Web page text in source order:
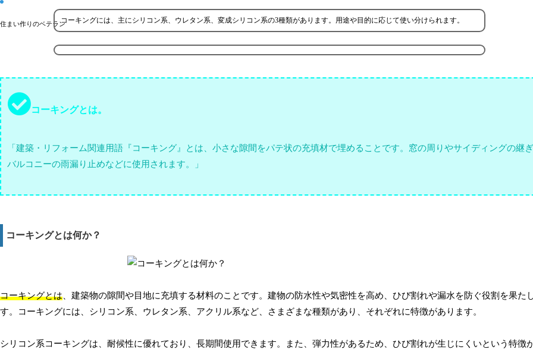
住まい作りのベテランコーキングには、主にシリコン系、ウレタン系、変成シリコン系の3種類があります。用途や目的に応じて使い分けられます。
コーキングとは。
「建築・リフォーム関連用語『コーキング』とは、小さな隙間をパテ状の充填材で埋めることです。窓の周りやサイディングの継ぎ
バルコニーの雨漏り止めなどに使用されます。」
コーキングとは何か？
コーキングとは、建築物の隙間や目地に充填する材料のことです。建物の防水性や気密性を高め、ひび割れや漏水を防ぐ役割を果た
す。コーキングには、シリコン系、ウレタン系、アクリル系など、さまざまな種類があり、それぞれに特徴があります。
シリコン系コーキングは、耐候性に優れており、長期間使用できます。また、弾力性があるため、ひび割れが生じにくいという特徴